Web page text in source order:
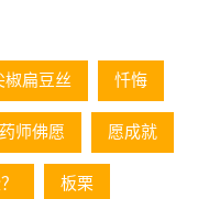
椒扁豆丝 忏悔
师佛愿 愿成就
板栗